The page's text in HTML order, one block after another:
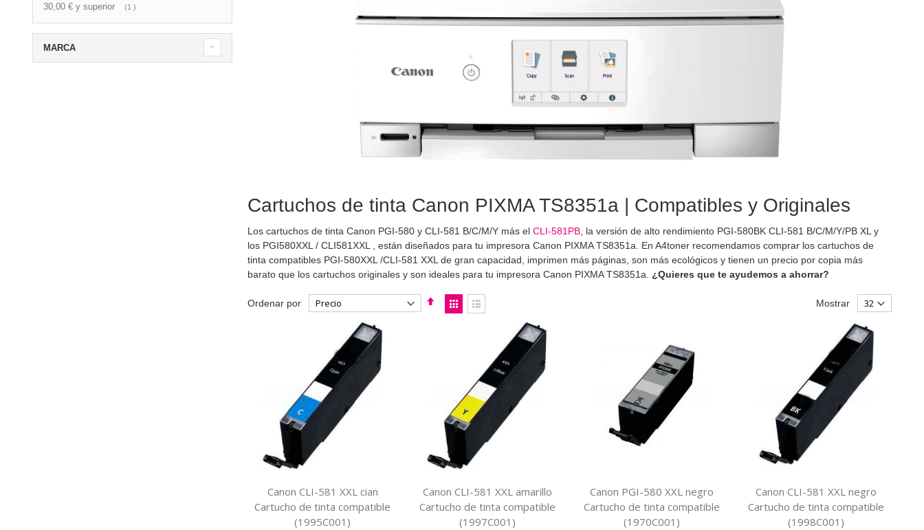
Cartuchos de tinta Canon PIXMA TS8351a | Compatibles y Originales
Los cartuchos de tinta Canon PGI-580 y CLI-581 B/C/M/Y más el CLI-581PB, la versión de alto rendimiento PGI-580BK CLI-581 B/C/M/Y/PB XL y
los PGI580XXL / CLI581XXL , están diseñados para tu impresora Canon PIXMA TS8351a. En A4toner recomendamos comprar los cartuchos de
tinta compatibles PGI-580XXL /CLI-581 XXL de gran capacidad, imprimen más páginas, son más ecológicos y tienen un precio por copia más
barato que los cartuchos originales y son ideales para tu impresora Canon PIXMA TS8351a.
¿Quieres que te ayudemos a ahorrar?
Ordenar por
Fijar
Dirección
Ver
como
Mostrar
Canon CLI-581 XXL cian
Cartucho de tinta compatible
(1995C001)
Canon CLI-581 XXL amarillo
Cartucho de tinta compatible
(1997C001)
Canon PGI-580 XXL negro
Cartucho de tinta compatible
(1970C001)
Canon CLI-581 XXL negro
Cartucho de tinta compatible
(1998C001)
30,00 € y superior 1 artículo
MARCA